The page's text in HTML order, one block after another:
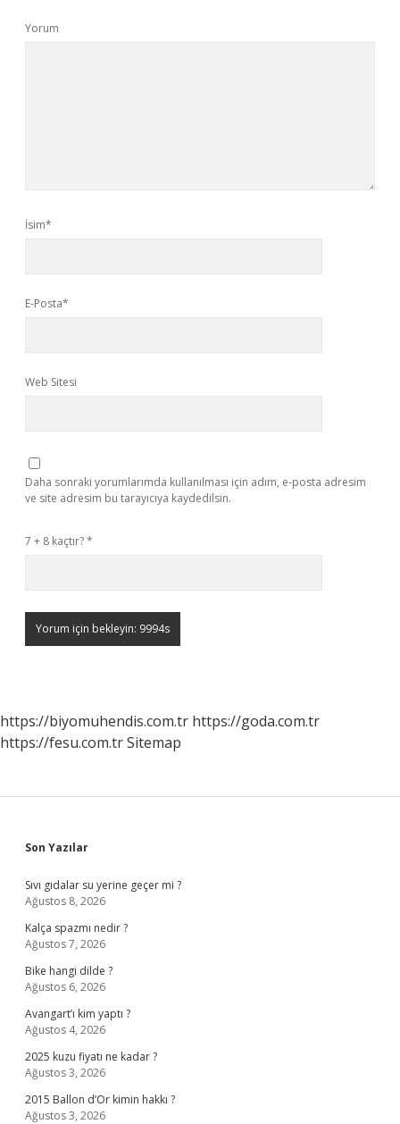
Yorum
İsim*
E-Posta*
Web Sitesi
Daha sonraki yorumlarımda kullanılması için adım, e-posta adresim
ve site adresim bu tarayıcıya kaydedilsin.
7 + 8 kaçtır?*
https://biyomuhendis.com.tr https://goda.com.tr
https://fesu.com.trSitemap
Sidebar
Son Yazılar
Sıvı gıdalar su yerine geçer mi ?
Ağustos 8, 2026
Kalça spazmı nedir ?
Ağustos 7, 2026
Bike hangi dilde ?
Ağustos 6, 2026
Avangart’ı kim yaptı ?
Ağustos 4, 2026
2025 kuzu fiyatı ne kadar ?
Ağustos 3, 2026
2015 Ballon d’Or kimin hakkı ?
Ağustos 3, 2026